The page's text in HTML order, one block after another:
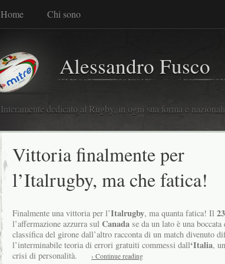
Home Chi sono
Alessandro Fusco
Interamente dedicato al Rugby, in ogni sua forma e
Vittoria finalmente per
l’Italrugby, ma che fatica!
Finalmente una vittoria per l’Italrugby, ma quanta fatica! Il
l’affermazione azzurra sul Canada se da un lato è una boccata
classifica del girone dall’altro racconta di un match divenuto
l’interminabile teoria di errori gratuiti commessi dall‘Italia,
crisi di personalità.
› Continue reading